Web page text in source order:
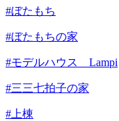
#ぼたもち
#ぼたもちの家
#モデルハウス Lampi
#三三七拍子の家
#上棟